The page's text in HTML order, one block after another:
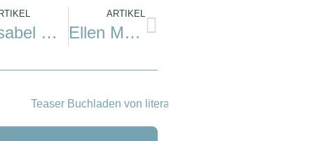
Isabel Bogdan: Mein Helgoland
ARTIKEL
Ellen MacArthurs größtes Abenteuer